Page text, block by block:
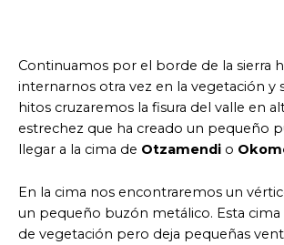
Continuamos por el borde de la sierra
internarnos otra vez en la vegetación y
hitos cruzaremos la fisura del valle en
estrechez que ha creado un pequeño
llegar a la cima de Otzamendi o
En la cima nos encontraremos un
un pequeño buzón metálico. Esta cima
de vegetación pero deja pequeñas